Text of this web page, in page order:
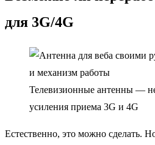
для 3G/4G
Телевизионные антенны —
усиления приема 3G и 4G
Естественно, это можно сделать.